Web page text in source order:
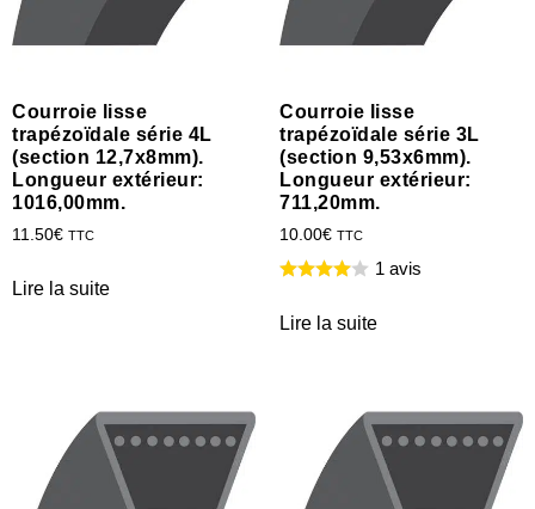
Courroie lisse
trapézoïdale série 4L
(section 12,7x8mm).
Longueur extérieur:
1016,00mm.
11.50€ TTC
Lire la suite
Courroie lisse
trapézoïdale série 3L
(section 9,53x6mm).
Longueur extérieur:
711,20mm.
10.00€ TTC
1 avis
Lire la suite